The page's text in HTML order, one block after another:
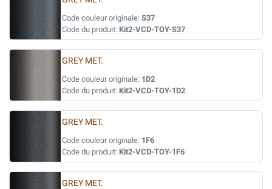
Code couleur originale: S37
Code du produit: Kit2-VCD-TOY-S37
GREY MET.
Code couleur originale: 1D2
Code du produit: Kit2-VCD-TOY-1D2
GREY MET.
Code couleur originale: 1F6
Code du produit: Kit2-VCD-TOY-1F6
GREY MET.